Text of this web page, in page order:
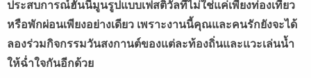
ประสบการณ์ฮันนีมูนรูปแบบเฟสติวัลที่ไม่ใช่แค่เพียงท่องเที่ยว
หรือพักผ่อนเพียงอย่างเดียว เพราะงานนี้คุณและคนรักยังจะได้
ลองร่วมกิจกรรมวันสงกานต์ของแต่ละท้องถิ่นและแวะเล่นน้ำ
ให้ฉ่ำใจกันอีกด้วย